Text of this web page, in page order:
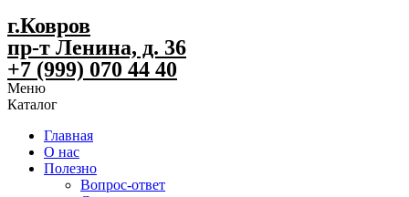
г.Ковров
пр-т Ленина, д. 36
+7 (999) 070 44 40
Меню
Каталог
Главная
О нас
Полезно
Вопрос-ответ